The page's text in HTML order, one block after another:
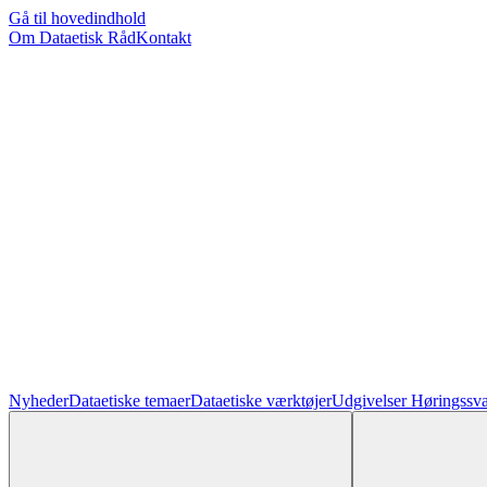
Gå til hovedindhold
Om Dataetisk RådKontakt
NyhederDataetiske temaerDataetiske værktøjerUdgivelser